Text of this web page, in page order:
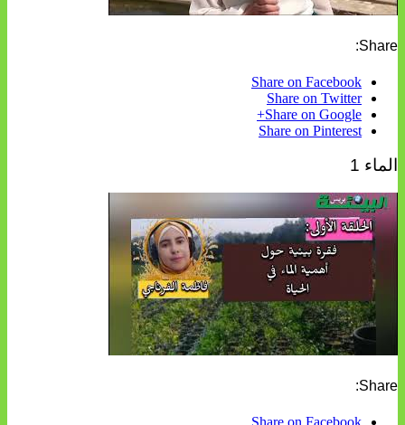
Share:
Share on Facebook
Share on Twitter
Share on Google+
Share on Pinterest
الماء 1
Share:
Share on Facebook